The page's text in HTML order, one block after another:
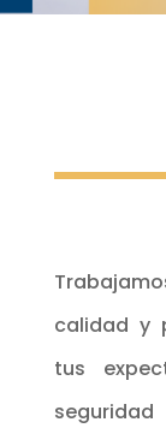
calidad y
tus